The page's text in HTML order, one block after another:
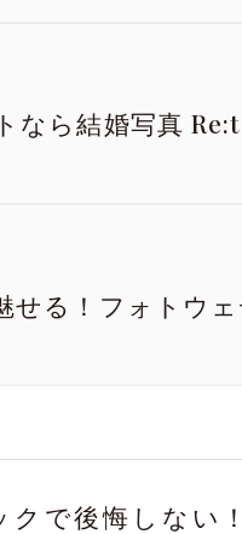
なら結婚写真
せる！フォトウ
クで後悔しない